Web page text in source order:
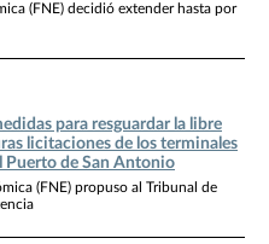
(FNE) decidió extender hasta por
para resguardar la libre
licitaciones de los terminales
Puerto de San Antonio
(FNE) propuso al Tribunal de